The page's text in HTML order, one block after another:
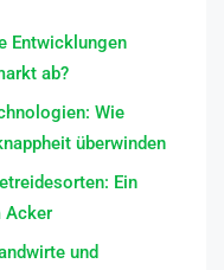
Entwicklungen
ab?
Wie
überwinden
Ein
Acker
und